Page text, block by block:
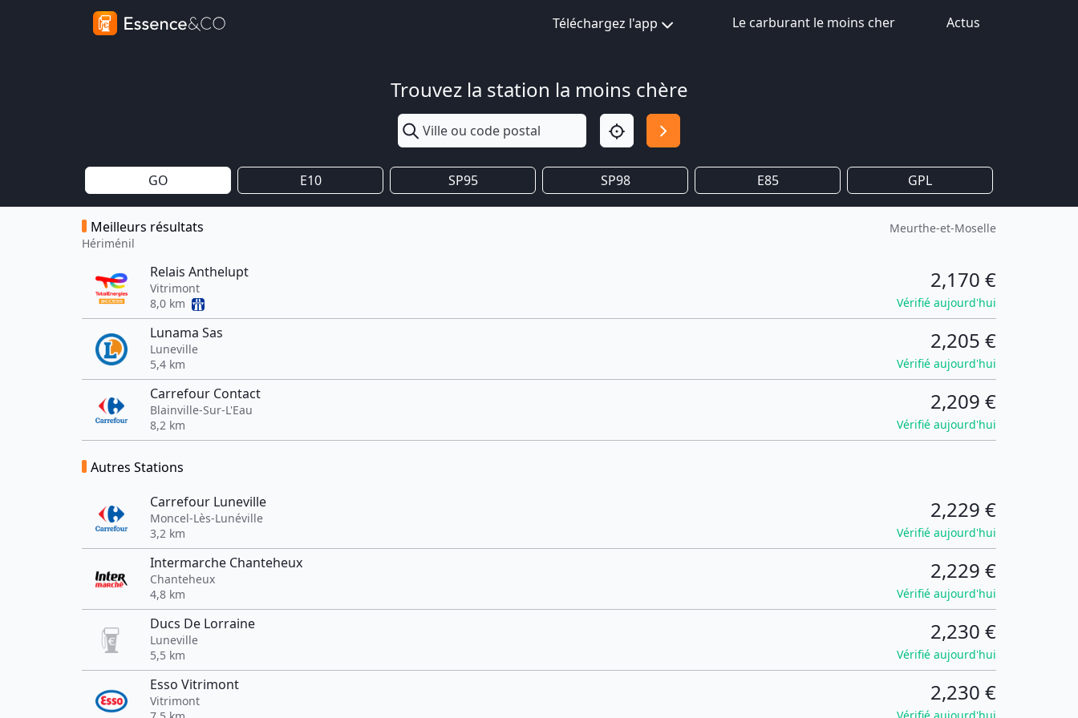
Téléchargez l'app Le carburant le moins cher Actus
Trouvez la station la moins chère
GO E10 SP95 SP98 E85 GPL
Meilleurs résultats
Hériménil
Meurthe-et-Moselle
Relais Anthelupt
Vitrimont
8,0 km
2,170 €
Vérifié aujourd'hui
Lunama Sas
Luneville
5,4 km
2,205 €
Vérifié aujourd'hui
Carrefour Contact
Blainville-Sur-L'Eau
8,2 km
2,209 €
Vérifié aujourd'hui
Autres Stations
Carrefour Luneville
Moncel-Lès-Lunéville
3,2 km
2,229 €
Vérifié aujourd'hui
Intermarche Chanteheux
Chanteheux
4,8 km
2,229 €
Vérifié aujourd'hui
Ducs De Lorraine
Luneville
5,5 km
2,230 €
Vérifié aujourd'hui
Esso Vitrimont
Vitrimont
2,230 €